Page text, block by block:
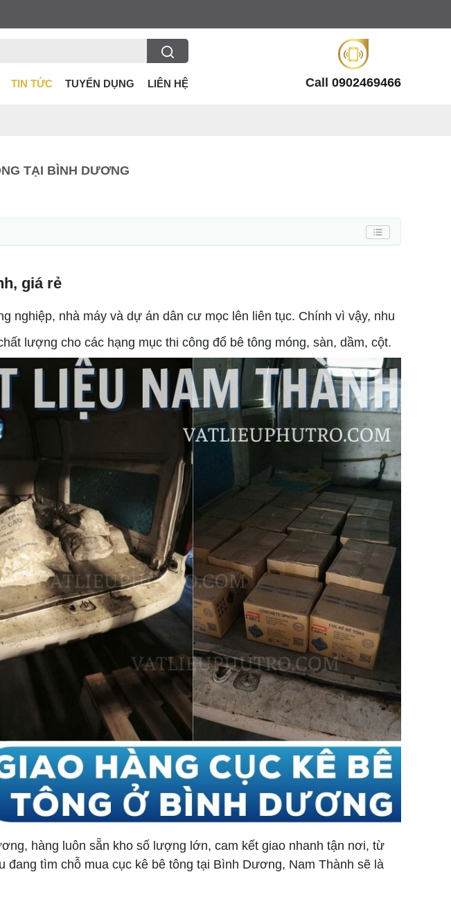
TIN TỨC TUYỂN DỤNG LIÊN HỆ Call 0902469466
TẠI BÌNH DƯƠNG
giá rẻ
nghiệp, nhà máy và dự án dân cư mọc lên liên tục. Chính vì vậy, nhu
lượng cho các hạng mục thi công đổ bê tông móng, sàn, dầm, cột.
hàng luôn sẵn kho số lượng lớn, cam kết giao nhanh tận nơi, từ
tìm chỗ mua cục kê bê tông tại Bình Dương, Nam Thành sẽ là